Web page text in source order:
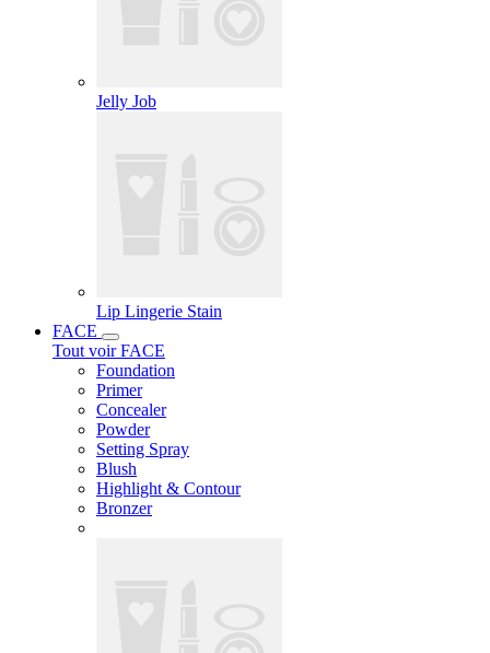
Jelly Job
Lip Lingerie Stain
FACE
Tout voir FACE
Foundation
Primer
Concealer
Powder
Setting Spray
Blush
Highlight & Contour
Bronzer